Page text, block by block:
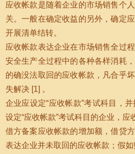
应收帐款是随着企业的市场销售个
关。一般在确定收益的另外，确定
开展清单结转。
应收帐款表达企业在市场销售全过
安全生产全过程中的各种各样消耗
的确没法取回的应收帐款，凡合乎
失解决 [1] 。
企业应设定“应收帐款”考试科目，
设定“应收帐款”考试科目的企业，应
借方备案应收帐款的增加额，借贷
表达企业并未取回的应收帐款；假